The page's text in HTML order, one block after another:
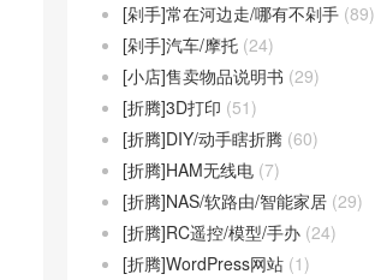
[剁手]常在河边走/哪有不剁手 (89)
[剁手]汽车/摩托 (24)
[小店]售卖物品说明书 (29)
[折腾]3D打印 (51)
[折腾]DIY/动手瞎折腾 (60)
[折腾]HAM无线电 (7)
[折腾]NAS/软路由/智能家居 (29)
[折腾]RC遥控/模型/手办 (24)
[折腾]WordPress网站 (1)